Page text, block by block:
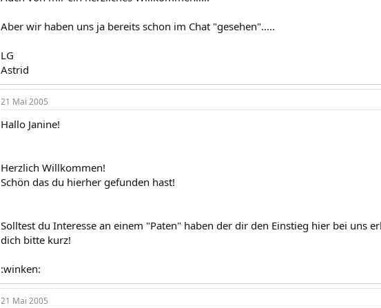
Aber wir haben uns ja bereits schon im Chat "gesehen".....
LG
Astrid
21 Mai 2005
Hallo Janine!
Herzlich Willkommen!
Schön das du hierher gefunden hast!
Solltest du Interesse an einem "Paten" haben der dir den Einstieg hier bei uns
dich bitte kurz!
:winken:
21 Mai 2005